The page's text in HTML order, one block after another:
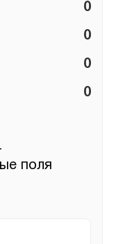
0
0
0
0
поля